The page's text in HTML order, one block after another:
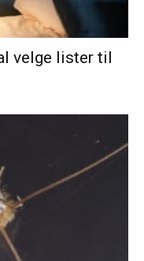
velge lister til